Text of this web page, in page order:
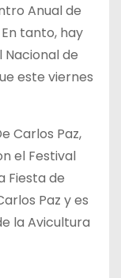
Anual de
tanto, hay
de
este viernes
Carlos Paz,
el Festival
Fiesta de
Paz y es
la Avicultura